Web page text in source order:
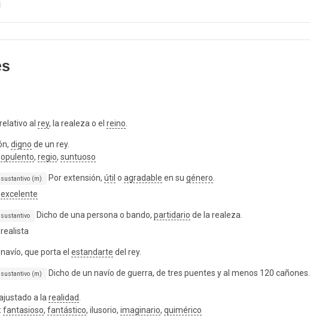
al rey, la realeza o el reino.
digno de un rey.
opulento, regio, suntuoso
(m) Por extensión, útil o agradable en su género.
excelente
Dicho de una persona o bando, partidario de la realeza.
realista
que porta el estandarte del rey.
(m) Dicho de un navío de guerra, de tres puentes y al menos 120 cañones.
a larealidad.
fantasioso, fantástico, ilusorio, imaginario, quimérico